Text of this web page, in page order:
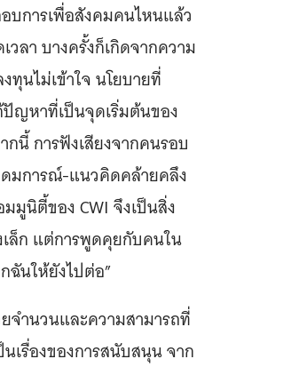
บการเพื่อสังคมคนไหนแล้ว
ลา บางครั้งก็เกิดจากความ
นไม่เข้าใจ นโยบายที่
ญหาที่เป็นจุดเริ่มต้นของ
นี้ การฟังเสียงจากคนรอบ
ดมการณ์-แนวคิดคล้ายคลึง
มูนิตี้ของ CWI จึงเป็นสิ่ง
ล็ก แต่การพูดคุยกับคนใน
นให้ยังไปต่อ”
ำนวนและความสามารถที่
เรื่องของการสนับสนุน จาก